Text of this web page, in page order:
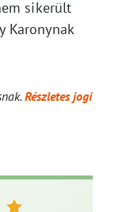
sikerült
Karonynak
Részletes jogi